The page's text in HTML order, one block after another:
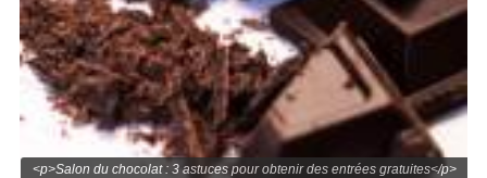
<p>Salon du chocolat : 3 astuces pour obtenir des entrées gratuites</p>